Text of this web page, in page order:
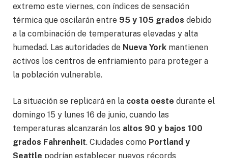
extremo este viernes, con índices de sensación
térmica que oscilarán entre 95 y 105 grados debido
a la combinación de temperaturas elevadas y alta
humedad. Las autoridades de Nueva York mantienen
activos los centros de enfriamiento para proteger a
la población vulnerable.
La situación se replicará en la costa oeste durante el
domingo 15 y lunes 16 de junio, cuando las
temperaturas alcanzarán los altos 90 y bajos 100
grados Fahrenheit. Ciudades como Portland y
Seattle podrían establecer nuevos récords